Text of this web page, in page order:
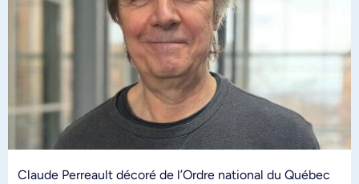
Claude Perreault décoré de l’Ordre national du Québec